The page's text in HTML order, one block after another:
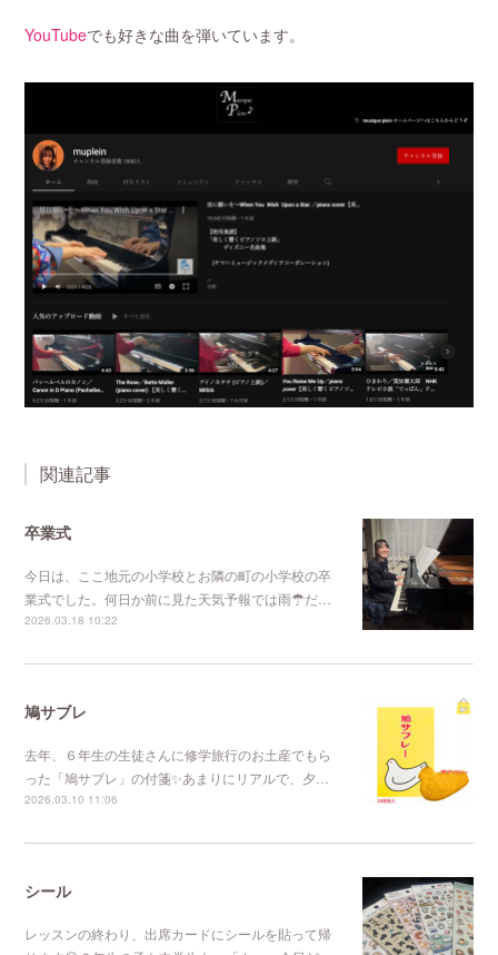
YouTubeでも好きな曲を弾いています。
関連記事
卒業式
今日は、ここ地元の小学校とお隣の町の小学校の卒
業式でした。何日か前に見た天気予報では雨☂だ…
2026.03.18 10:22
鳩サブレ
去年、６年生の生徒さんに修学旅行のお土産でもら
った「鳩サブレ」の付箋✨あまりにリアルで、夕…
2026.03.10 11:06
シール
レッスンの終わり、出席カードにシールを貼って帰